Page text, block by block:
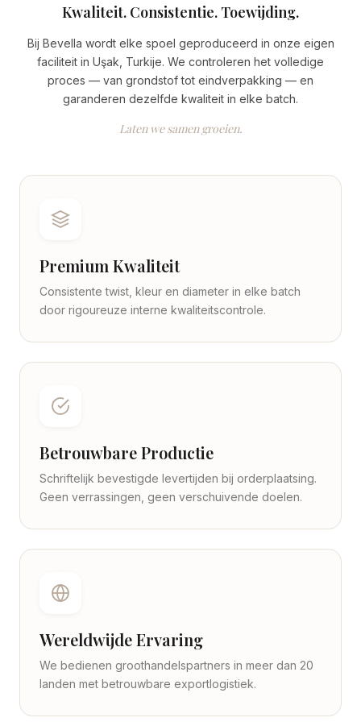
Kwaliteit. Consistentie. Toewijding.
Bij Bevella wordt elke spoel geproduceerd in onze eigen
faciliteit in Uşak, Turkije. We controleren het volledige
proces — van grondstof tot eindverpakking — en
garanderen dezelfde kwaliteit in elke batch.
Laten we samen groeien.
Premium Kwaliteit
Consistente twist, kleur en diameter in elke batch
door rigoureuze interne kwaliteitscontrole.
Betrouwbare Productie
Schriftelijk bevestigde levertijden bij orderplaatsing.
Geen verrassingen, geen verschuivende doelen.
Wereldwijde Ervaring
We bedienen groothandelspartners in meer dan 20
landen met betrouwbare exportlogistiek.